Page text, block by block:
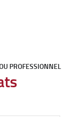
PROFESSIONNEL